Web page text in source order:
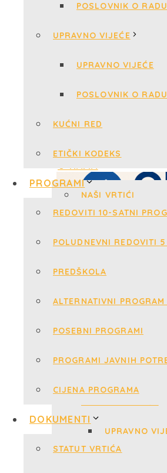
POSLOVNIK O
UPRAVNO VIJEĆE
UPRAVNO VIJEĆE
POSLOVNIK O
KUĆNI RED
ETIČKI KODEKS
PROGRAMI
REDOVITI 10-SATNI
POLUDNEVNI REDOVITI
PREDŠKOLA
ALTERNATIVNI
POSEBNI PROGRAMI
PROGRAMI JAVNIH
CIJENA PROGRAMA
DOKUMENTI
STATUT VRTIĆA